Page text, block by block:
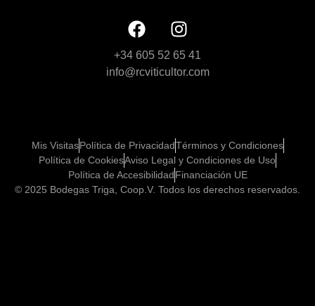
+34 605 52 65 41
info@rcviticultor.com
Mis VisitasPolítica de PrivacidadTérminos y Condiciones
Política de CookiesAviso Legal y Condiciones de Uso
Política de AccesibilidadFinanciación UE
© 2025 Bodegas Triga, Coop.V. Todos los derechos reservados.